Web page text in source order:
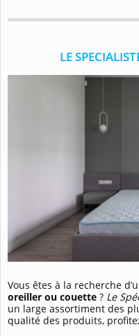
LE
Vous êtes à la recherche
oreiller ou couette ? Le
un large assortiment des
qualité des produits,